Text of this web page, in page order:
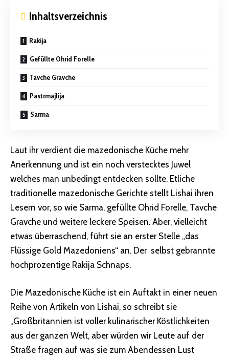
Inhaltsverzeichnis
Rakija
Gefüllte Ohrid Forelle
Tavche Gravche
Pastrmajlija
Sarma
Laut ihr verdient die mazedonische Küche mehr
Anerkennung und ist ein noch verstecktes Juwel
welches man unbedingt entdecken sollte. Etliche
traditionelle mazedonische Gerichte stellt Lishai ihren
Lesern vor, so wie Sarma, gefüllte Ohrid Forelle, Tavche
Gravche und weitere leckere Speisen. Aber, vielleicht
etwas überraschend, führt sie an erster Stelle „das
Flüssige Gold Mazedoniens“ an. Der selbst gebrannte
hochprozentige Rakija Schnaps.
Die Mazedonische Küche ist ein Auftakt in einer neuen
Reihe von Artikeln von Lishai, so schreibt sie
„Großbritannien ist voller kulinarischer Köstlichkeiten
aus der ganzen Welt, aber würden wir Leute auf der
Straße fragen auf was sie zum Abendessen Lust